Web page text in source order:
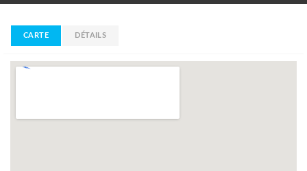
CARTE DÉTAILS